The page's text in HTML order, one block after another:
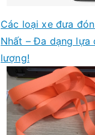
Các loại xe đưa
Nhất – Đa dạng lựa
lượng!